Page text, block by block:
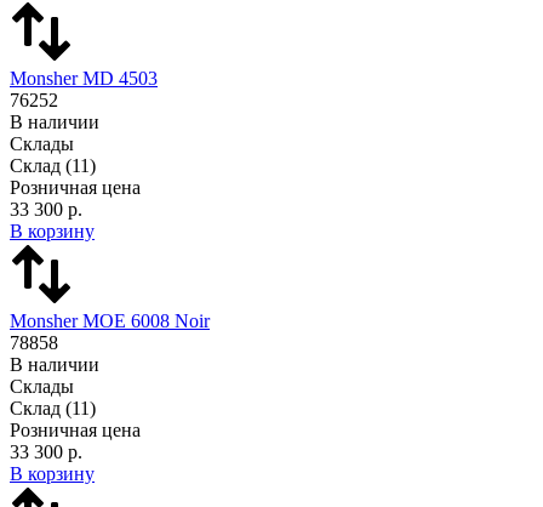
Monsher MD 4503
76252
В наличии
Склады
Склад (11)
Розничная цена
33 300 р.
В корзину
Monsher MOE 6008 Noir
78858
В наличии
Склады
Склад (11)
Розничная цена
33 300 р.
В корзину